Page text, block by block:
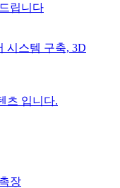
립니다
시스템 구축, 3D
츠 입니다.
장